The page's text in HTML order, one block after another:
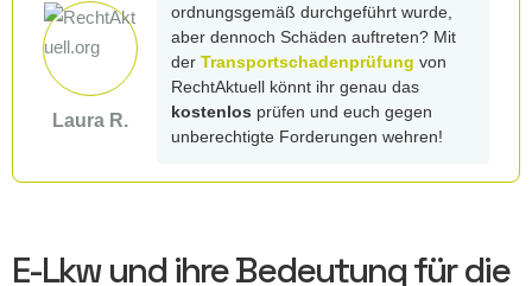
Laura R.
ordnungsgemäß durchgeführt wurde,
aber dennoch Schäden auftreten? Mit
der Transportschadenprüfung von
RechtAktuell könnt ihr genau das
kostenlos prüfen und euch gegen
unberechtigte Forderungen wehren!
E-Lkw und ihre Bedeutung für die